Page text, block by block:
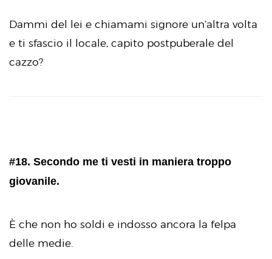
Dammi del lei e chiamami signore un’altra volta
e ti sfascio il locale, capito postpuberale del
cazzo?
#18. Secondo me ti vesti in maniera troppo
giovanile.
È che non ho soldi e indosso ancora la felpa
delle medie.